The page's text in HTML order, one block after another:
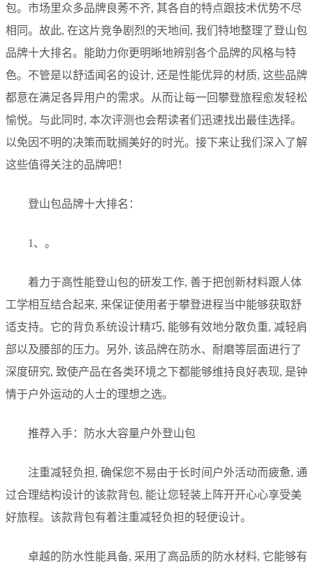
包。市场里众多品牌良莠不齐, 其各自的特点跟技术优势不尽
相同。故此, 在这片竞争剧烈的天地间, 我们特地整理了登山包
品牌十大排名。能助力你更明晰地辨别各个品牌的风格与特
色。不管是以舒适闻名的设计, 还是性能优异的材质, 这些品牌
都意在满足各异用户的需求。从而让每一回攀登旅程愈发轻松
愉悦。与此同时, 本次评测也会帮读者们迅速找出最佳选择。
以免因不明的决策而耽搁美好的时光。接下来让我们深入了解
这些值得关注的品牌吧！
登山包品牌十大排名：
1、。
着力于高性能登山包的研发工作, 善于把创新材料跟人体
工学相互结合起来, 来保证使用者于攀登进程当中能够获取舒
适支持。它的背负系统设计精巧, 能够有效地分散负重, 减轻肩
部以及腰部的压力。另外, 该品牌在防水、耐磨等层面进行了
深度研究, 致使产品在各类环境之下都能够维持良好表现, 是钟
情于户外运动的人士的理想之选。
推荐入手：防水大容量户外登山包
注重减轻负担, 确保您不易由于长时间户外活动而疲惫, 通
过合理结构设计的该款背包, 能让您轻装上阵开开心心享受美
好旅程。该款背包有着注重减轻负担的轻便设计。
卓越的防水性能具备, 采用了高品质的防水材料, 它能够有